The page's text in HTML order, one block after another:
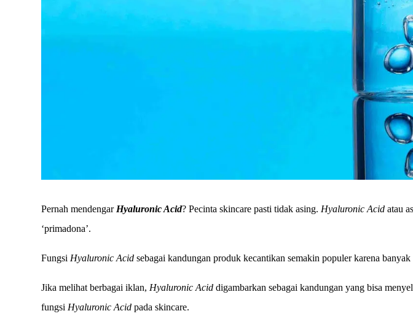
Pernah mendengar Hyaluronic Acid? Pecinta skincare pasti tidak asing. Hyaluronic Acidatau
‘primadona’.
Fungsi Hyaluronic Acidsebagai kandungan produk kecantikan semakin populer karena
Jika melihat berbagai iklan, Hyaluronic Aciddigambarkan sebagai kandungan yang bisa
fungsi Hyaluronic Acidpada skincare.